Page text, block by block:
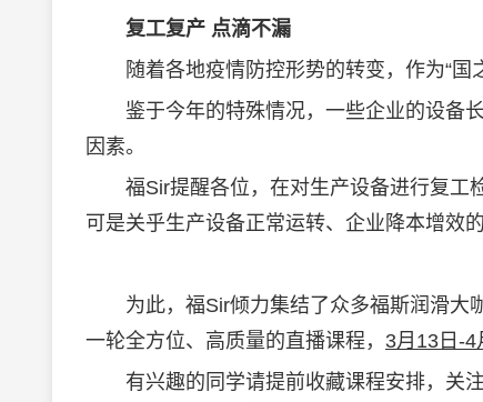
复工复产 点滴不漏
随着各地疫情防控形势的转变，作为“国
鉴于今年的特殊情况，一些企业的设备长
因素。
福Sir提醒各位，在对生产设备进行复工
可是关乎生产设备正常运转、企业降本增效的
为此，福Sir倾力集结了众多福斯润滑大
一轮全方位、高质量的直播课程， 3月13日-4
有兴趣的同学请提前收藏课程安排，关注